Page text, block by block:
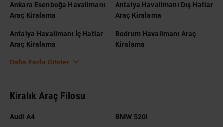
Ankara Esenboğa Havalimanı
Araç Kiralama
Antalya Havalimanı Dış Hatlar
Araç Kiralama
Antalya Havalimanı İç Hatlar
Araç Kiralama
Bodrum Havalimanı Araç
Kiralama
Daha Fazla Göster
Kiralık Araç Filosu
Audi A4 BMW 520i